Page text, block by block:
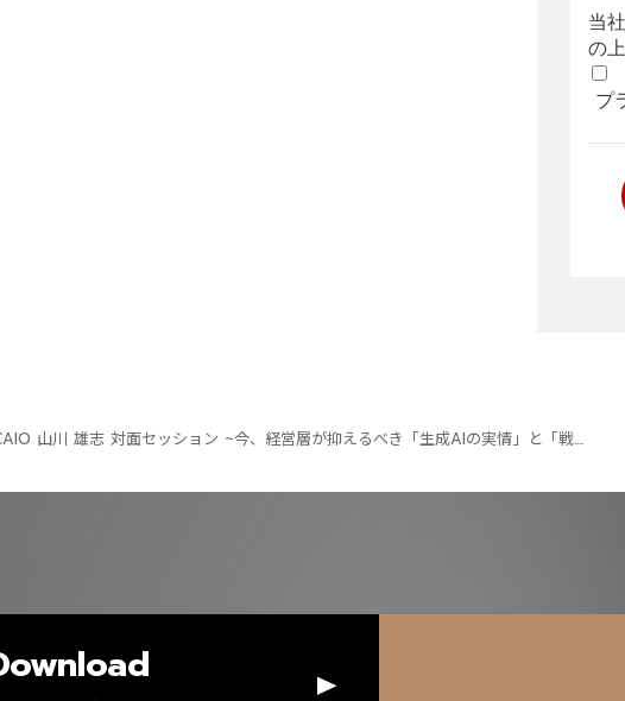
山川 雄志 対面セッション ~今、経営層が抑えるべき「生成AIの実情」と「戦....